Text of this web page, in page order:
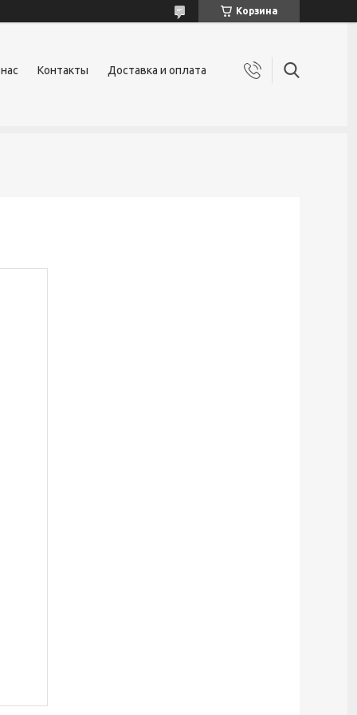
Корзина
Контакты Доставка и оплата